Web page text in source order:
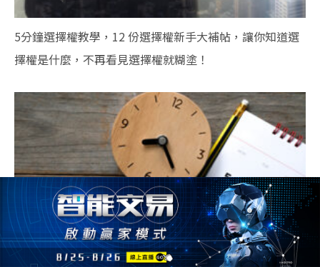
5分鐘選擇權教學，12 份選擇權新手大補帖，讓你知道選
擇權是什麼，不再看見選擇權就糊塗！